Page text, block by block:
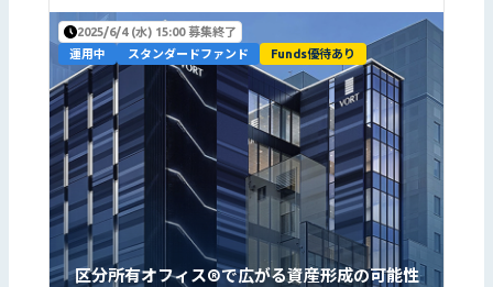
2025/6/4 (水) 15:00 募集終了
運用中
スタンダードファンド Funds優待あり
区分所有オフィス®で広がる資産形成の可能性